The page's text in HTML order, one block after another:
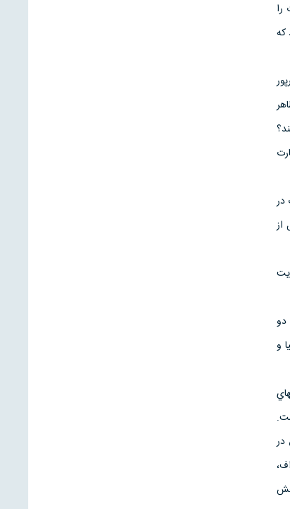
كه
ظاهر
در
از
و اولويت
دو
و
در